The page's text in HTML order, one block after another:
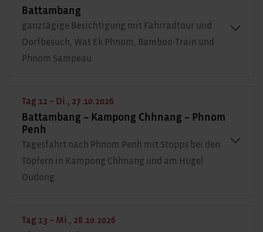
Battambang
ganztägige Besichtigung mit Fahrradtour und
Dorfbesuch, Wat Ek Phnom, Bamboo-Train und
Phnom Sampeau
Tag 12 – Di., 27.10.2026
Battambang – Kampong Chhnang – Phnom
Penh
Tagesfahrt nach Phnom Penh mit Stopps bei den
Töpfern in Kampong Chhnang und am Hügel
Oudong
Tag 13 – Mi., 28.10.2026